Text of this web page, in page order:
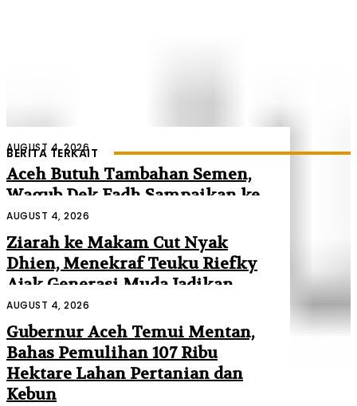
BERITA TERKAIT
AUGUST 4, 2026
Aceh Butuh Tambahan Semen,
Wagub Dek Fadh Sampaikan ke
Mendagri dan Danantara
AUGUST 4, 2026
Ziarah ke Makam Cut Nyak
Dhien, Menekraf Teuku Riefky
Ajak Generasi Muda Jadikan
Sejarah Inspirasi Masa Depan
AUGUST 4, 2026
Gubernur Aceh Temui Mentan,
Bahas Pemulihan 107 Ribu
Hektare Lahan Pertanian dan
Kebun